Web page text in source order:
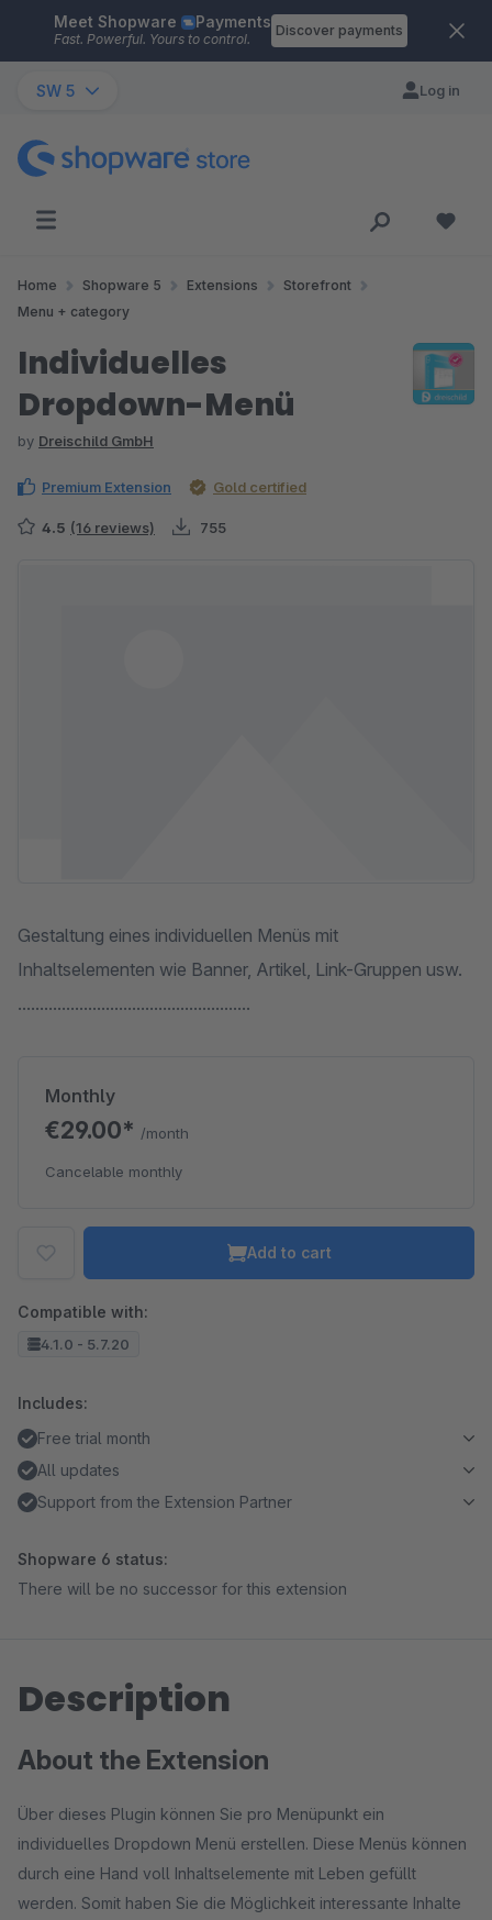
Skip to main content
Meet Shopware Payments
Fast. Powerful. Yours to control.
Discover payments
SW 5 Log in
Home Shopware 5 Extensions
Storefront
Menu + category
Individuelles
Dropdown-Menü
by Dreischild GmbH
Premium Extension Gold certified
4.5 (16 reviews) 755
Gestaltung eines individuellen Menüs mit
Inhaltselementen wie Banner, Artikel, Link-Gruppen usw.
.....................................................
Monthly
€29.00* /month
Cancelable monthly
Add to cart
Compatible with:
4.1.0 - 5.7.20
Includes:
Free trial month
All updates
Support from the Extension Partner
Shopware 6 status:
There will be no successor for this extension
Description
About the Extension
Über dieses Plugin können Sie pro Menüpunkt ein
individuelles Dropdown Menü erstellen. Diese Menüs können
durch eine Hand voll Inhaltselemente mit Leben gefüllt
werden. Somit haben Sie die Möglichkeit interessante Inhalte